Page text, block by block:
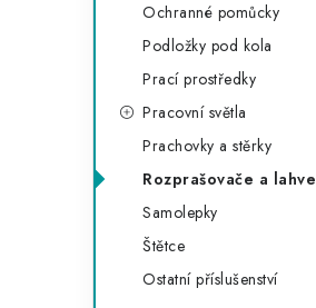
Ochranné pomůcky
Podložky pod kola
Prací prostředky
Pracovní světla
Prachovky a stěrky
Rozprašovače a lahve
Samolepky
Štětce
Ostatní příslušenství